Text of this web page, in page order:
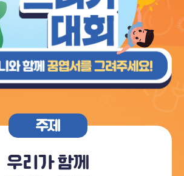
주제
우리가 함께